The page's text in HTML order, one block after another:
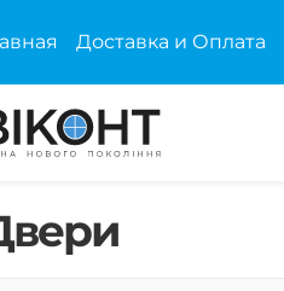
Доставка и Оплата